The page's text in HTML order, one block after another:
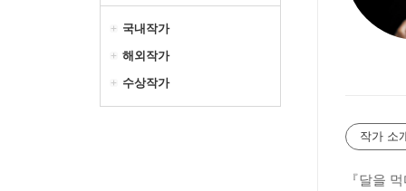
국내작가
해외작가
수상작가
작가 소
『달을